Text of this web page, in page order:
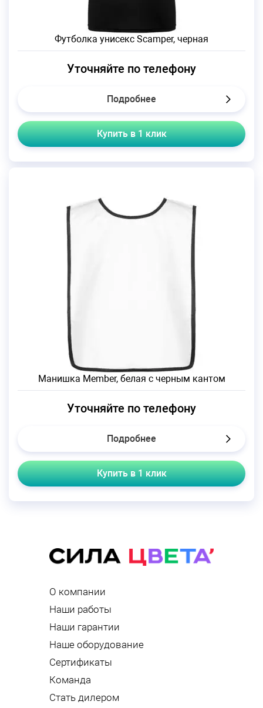
Футболка унисекс Scamper, черная
Уточняйте по телефону
Подробнее
Купить в 1 клик
Манишка Member, белая с черным кантом
Уточняйте по телефону
Подробнее
Купить в 1 клик
О компании
Наши работы
Наши гарантии
Наше оборудование
Сертификаты
Команда
Стать дилером